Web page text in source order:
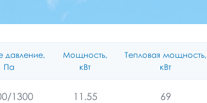
давление,
Па
Мощность,
кВт
Тепловая мощность,
кВт
1300 11.55 69